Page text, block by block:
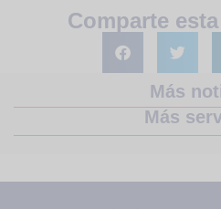
Comparte
Más
Más